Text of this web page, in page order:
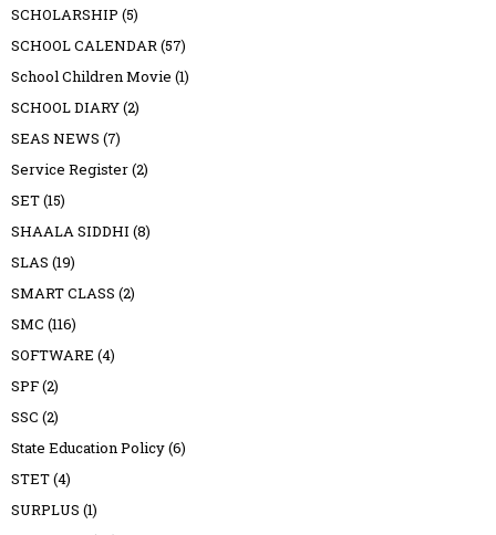
SCHOLARSHIP (5)
SCHOOL CALENDAR(57)
School Children Movie (1)
SCHOOL DIARY(2)
SEAS NEWS (7)
Service Register(2)
SET(15)
SHAALA SIDDHI (8)
SLAS (19)
SMART CLASS (2)
SMC (116)
SOFTWARE (4)
SPF(2)
SSC (2)
State Education Policy(6)
STET(4)
SURPLUS (1)